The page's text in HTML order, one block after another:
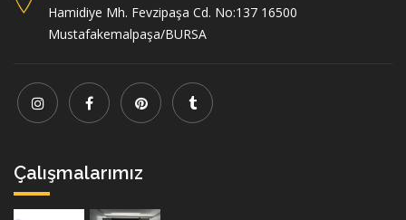
Hamidiye Mh. Fevzipaşa Cd. No:137 16500
Mustafakemalpaşa/BURSA
Çalışmalarımız